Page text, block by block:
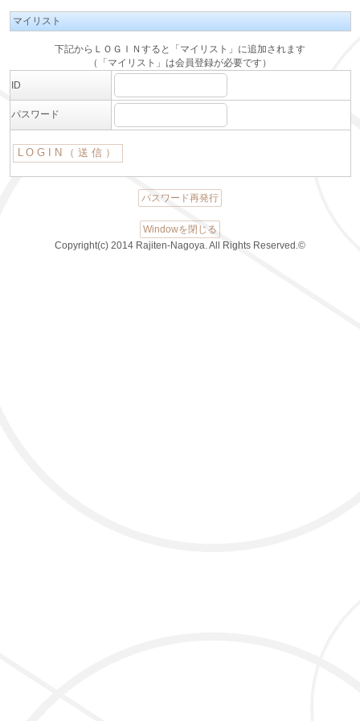
マイリスト
下記からＬＯＧＩＮすると「マイリスト」に追加されます
（「マイリスト」は会員登録が必要です）
ID
パスワード
パスワード再発行
Windowを閉じる
Copyright(c) 2014 Rajiten-Nagoya. All Rights Reserved.©